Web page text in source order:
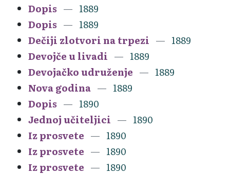
Dopis
1889
Dopis
1889
Dečiji zlotvori na trpezi
1889
Devojče u livadi
1889
Devojačko udruženje
1889
Nova godina
1889
Dopis
1890
Jednoj učiteljici
1890
Iz prosvete
1890
Iz prosvete
1890
Iz prosvete
1890